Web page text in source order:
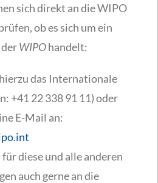
sich direkt an die WIPO
ob es sich um ein
WIPOhandelt:
das Internationale
+41 22 338 91 11) oder
E-Mail an:
diese und alle anderen
auch gerne an die